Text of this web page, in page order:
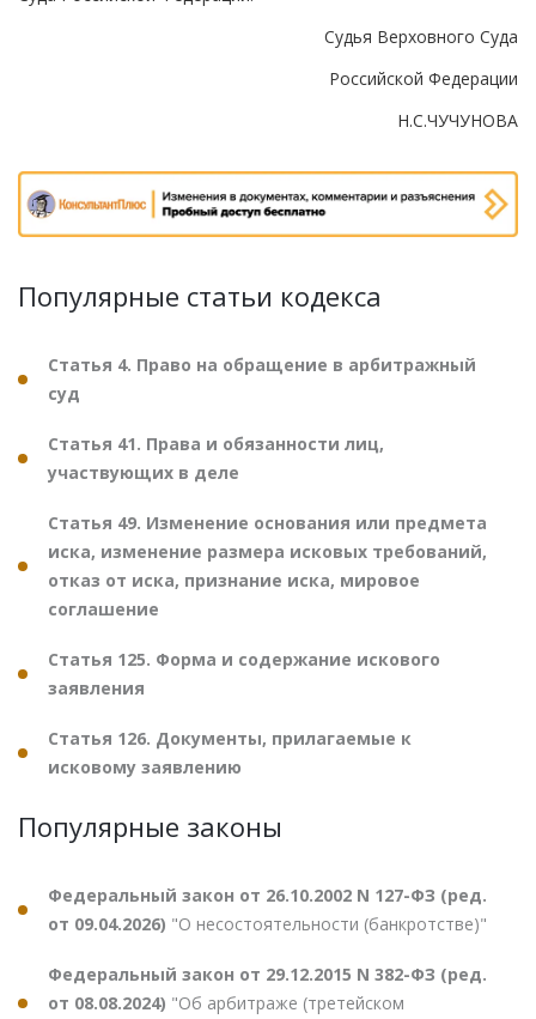
Судья Верховного Суда
Российской Федерации
Н.С.ЧУЧУНОВА
Популярные статьи кодекса
Статья 4. Право на обращение в арбитражный
суд
Статья 41. Права и обязанности лиц,
участвующих в деле
Статья 49. Изменение основания или предмета
иска, изменение размера исковых требований,
отказ от иска, признание иска, мировое
соглашение
Статья 125. Форма и содержание искового
заявления
Статья 126. Документы, прилагаемые к
исковому заявлению
Популярные законы
Федеральный закон от 26.10.2002 N 127-ФЗ (ред.
от 09.04.2026) "О несостоятельности (банкротстве)"
Федеральный закон от 29.12.2015 N 382-ФЗ (ред.
от 08.08.2024) "Об арбитраже (третейском